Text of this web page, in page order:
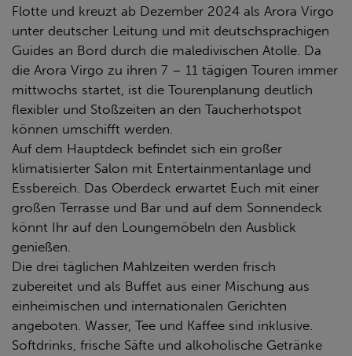
Flotte und kreuzt ab Dezember 2024 als Arora Virgo
unter deutscher Leitung und mit deutschsprachigen
Guides an Bord durch die maledivischen Atolle. Da
die Arora Virgo zu ihren 7 – 11 tägigen Touren immer
mittwochs startet, ist die Tourenplanung deutlich
flexibler und Stoßzeiten an den Taucherhotspot
können umschifft werden.
Auf dem Hauptdeck befindet sich ein großer
klimatisierter Salon mit Entertainmentanlage und
Essbereich. Das Oberdeck erwartet Euch mit einer
großen Terrasse und Bar und auf dem Sonnendeck
könnt Ihr auf den Loungemöbeln den Ausblick
genießen.
Die drei täglichen Mahlzeiten werden frisch
zubereitet und als Buffet aus einer Mischung aus
einheimischen und internationalen Gerichten
angeboten. Wasser, Tee und Kaffee sind inklusive.
Softdrinks, frische Säfte und alkoholische Getränke